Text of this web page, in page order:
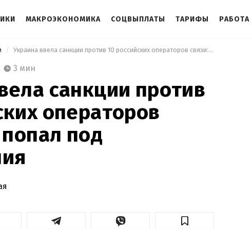
МАКРОЭКОНОМИКА СОЦВЫПЛАТЫ ТАРИФЫ РАБОТА
Украина ввела санкции против 10 российских операторов связи: кто попал под ограничения
3 мин
санкции против
операторов
под